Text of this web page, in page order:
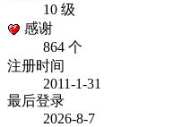
10 级
感谢
864 个
注册时间
2011-1-31
最后登录
2026-8-7